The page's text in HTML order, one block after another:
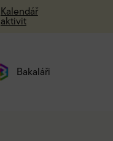
Kalendář
aktivit
Bakaláři